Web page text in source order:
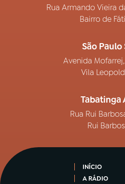
Rua Armando Vieira
Bairro de
São Paulo
Avenida Mofarrej,
Vila
Tabatinga
Rua Rui
Rui
INÍCIO
A RÁDIO